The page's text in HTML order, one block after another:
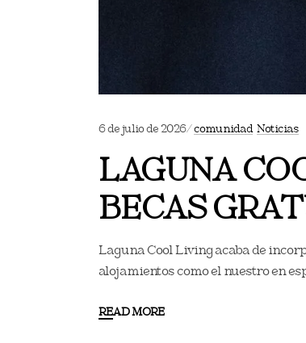
6 de julio de 2026 comunidad Noticias
LAGUNA
BECAS
Laguna Cool Living acaba de
alojamientos como el nuestro en
READ MORE